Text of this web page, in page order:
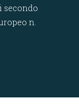
secondo
n.